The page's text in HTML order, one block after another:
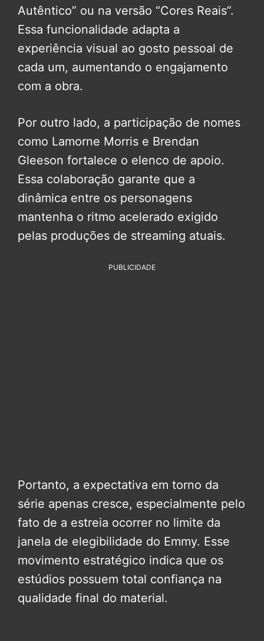
Autêntico” ou na versão “Cores Reais”.
Essa funcionalidade adapta a
experiência visual ao gosto pessoal de
cada um, aumentando o engajamento
com a obra.
Por outro lado, a participação de nomes
como Lamorne Morris e Brendan
Gleeson fortalece o elenco de apoio.
Essa colaboração garante que a
dinâmica entre os personagens
mantenha o ritmo acelerado exigido
pelas produções de streaming atuais.
PUBLICIDADE
Portanto, a expectativa em torno da
série apenas cresce, especialmente pelo
fato de a estreia ocorrer no limite da
janela de elegibilidade do Emmy. Esse
movimento estratégico indica que os
estúdios possuem total confiança na
qualidade final do material.